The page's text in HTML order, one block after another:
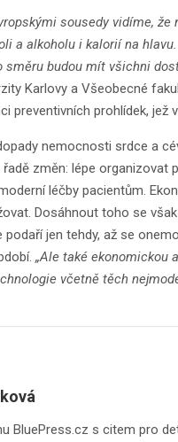
sousedy vidíme,
a alkoholu i kalorií na
budou mít všichni
Karlovy a Všeobecné
preventivních prohlídek, jež
nemocnosti srdce a
změn: lépe organizovat
léčby pacientům.
Dosáhnout toho se
jen tehdy, až se
„Ale také ekonomickou
včetně těch
BluePress.cz s citem pro